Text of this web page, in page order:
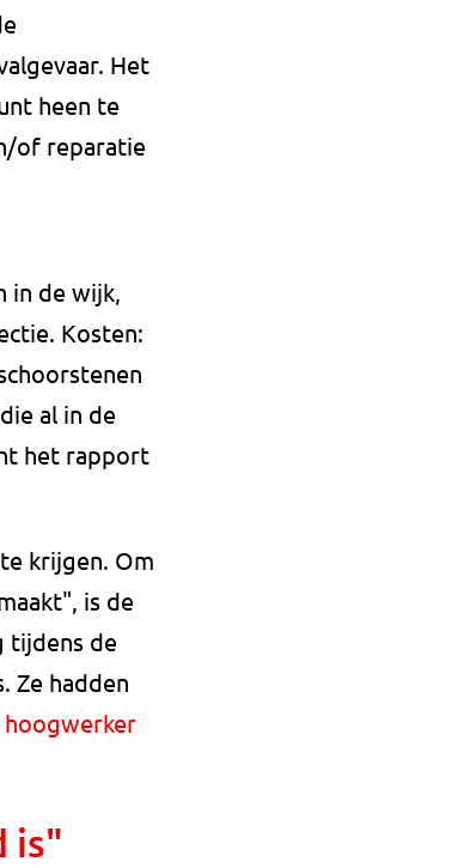
Het
heen te
of reparatie
in de wijk,
Kosten:
al in de
het rapport
krijgen. Om
is de
tijdens de
Ze hadden
hoogwerker
is"